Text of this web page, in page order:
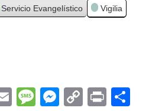
Servicio Evangelístico Vigilia
EmailMessage
Copy
Print